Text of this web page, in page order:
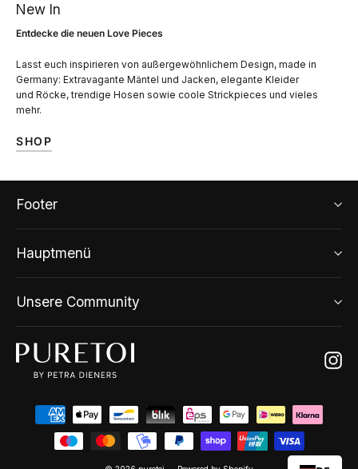
New In
Entdecke die neuen Love Pieces
Lasst euch inspirieren von außergewöhnlichem Design, made in
Germany: Extravagante Mäntel und Jacken, elegante Kleider
und Röcke, trendige Hosen sowie coole Strickpieces und vieles
mehr.
SHOP
Footer
Hauptmenü
Unsere Community